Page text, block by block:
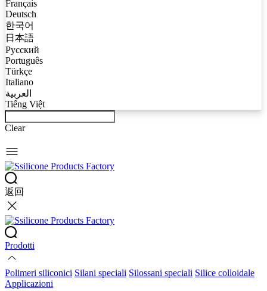
Français
Deutsch
한국어
日本語
Русский
Português
Türkçe
Italiano
العربية
Tiếng Việt
Clear
返回
Prodotti
Polimeri siliconici Silani speciali Silossani speciali Silice colloidale
Applicazioni